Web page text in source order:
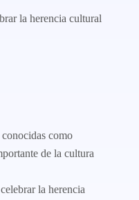
la herencia cultural
como
de la cultura
la herencia